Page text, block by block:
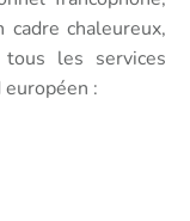
chaleureux,
les services
européen :